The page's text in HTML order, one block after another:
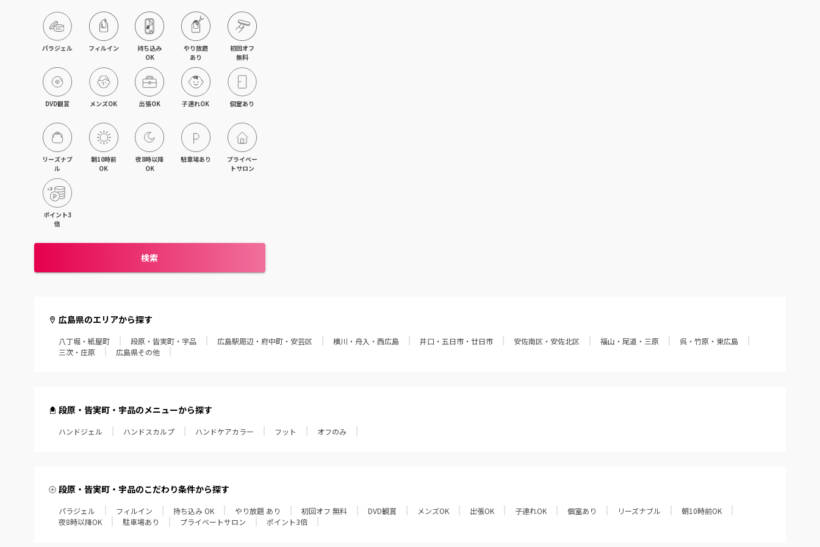
パラジェル フィルイン
持ち込み
OK
やり放題
あり
初回オフ
無料
DVD観賞 メンズOK 出張OK 子連れOK 個室あり
リーズナブ
ル
朝10時前
OK
夜8時以降
OK
駐車場あり
プライベー
トサロン
ポイント3
倍
検索
広島県のエリアから探す
八丁堀・紙屋町 段原・皆実町・宇品 広島駅周辺・府中町・安芸区 横川・舟入・西広島 井口・五日市・廿日市 安佐南区・安佐北区 福山・尾道・三原
呉・竹原・東広島
三次・庄原
広島県その他
段原・皆実町・宇品のメニューから探す
ハンドジェル ハンドスカルプ ハンドケアカラー フット オフのみ
段原・皆実町・宇品のこだわり条件から探す
パラジェル フィルイン 持ち込み OK やり放題 あり 初回オフ 無料 DVD観賞 メンズOK 出張OK 子連れOK 個室あり リーズナブル
朝10時前OK
夜8時以降OK
駐車場あり プライベートサロン ポイント3倍